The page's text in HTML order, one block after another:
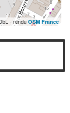
- rendu OSM France